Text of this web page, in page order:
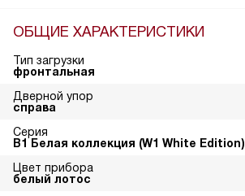
ОБЩИЕ ХАРАКТЕРИСТИКИ
Тип загрузки
фронтальная
Дверной упор
справа
Серия
В1 Белая коллекция (W1 White Edition)
Цвет прибора
белый лотос